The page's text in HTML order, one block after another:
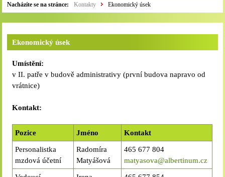
Nacházíte se na stránce: Kontakty Ekonomický úsek
Ekonomický úsek
Umístění:
v II. patře v budově administrativy (první budova napravo od
vrátnice)
Kontakt:
Pozice Jméno Kontakt
Personalistka
mzdová účetní
Radomíra
Matyášová
465 677 804
matyasova@albertinum.cz